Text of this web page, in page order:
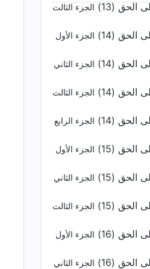
الحق (13) الجزء الثالث
الحق (14) الجزء الأول
الحق (14) الجزء الثاني
الحق (14) الجزء الثالث
الحق (14) الجزء الرابع
الحق (15) الجزء الأول
الحق (15) الجزء الثاني
الحق (15) الجزء الثالث
الحق (16) الجزء الأول
الحق (16) الجزء الثاني